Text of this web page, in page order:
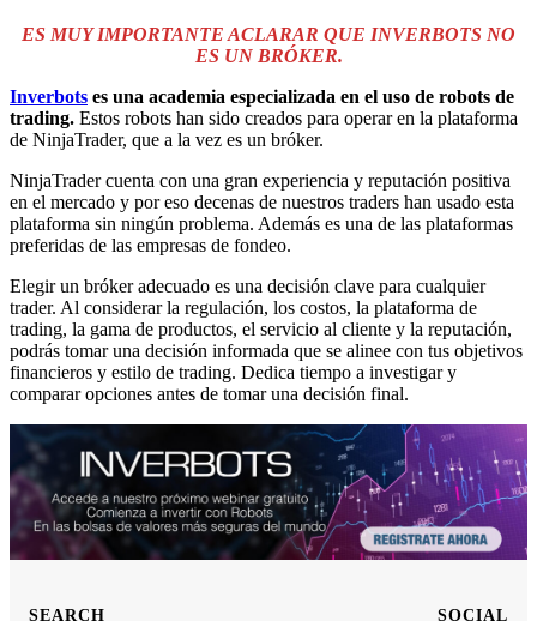
ES MUY IMPORTANTE ACLARAR QUE INVERBOTS NO
ES UN BRÓKER.
Inverbots es una academia especializada en el uso de robots de
trading. Estos robots han sido creados para operar en la plataforma
de NinjaTrader, que a la vez es un bróker.
NinjaTrader cuenta con una gran experiencia y reputación positiva
en el mercado y por eso decenas de nuestros traders han usado esta
plataforma sin ningún problema. Además es una de las plataformas
preferidas de las empresas de fondeo.
Elegir un bróker adecuado es una decisión clave para cualquier
trader. Al considerar la regulación, los costos, la plataforma de
trading, la gama de productos, el servicio al cliente y la reputación,
podrás tomar una decisión informada que se alinee con tus objetivos
financieros y estilo de trading. Dedica tiempo a investigar y
comparar opciones antes de tomar una decisión final.
SEARCH SOCIAL